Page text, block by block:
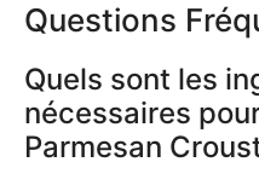
Questions
Quels sont les
nécessaires
Parmesan